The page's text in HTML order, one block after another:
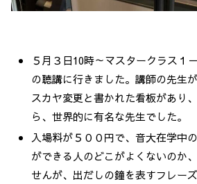
５月３日10時～マスタークラス１
の聴講に行きました。講師の先生
スカヤ変更と書かれた看板があり
ら、世界的に有名な先生でした。
入場料が５００円で、音大在学中
ができる人のどこがよくないのか
せんが、出だしの鐘を表すフレー